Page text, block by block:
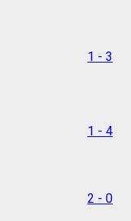
1 - 3
1 - 4
2 - 0